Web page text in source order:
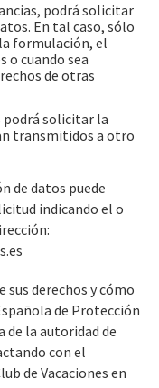
podrá solicitar
En tal caso, sólo
formulación, el
o cuando sea
de otras
podrá solicitar la
transmitidos a otro
de datos puede
indicando el o
derechos y cómo
de Protección
de la autoridad de
con el
de Vacaciones en